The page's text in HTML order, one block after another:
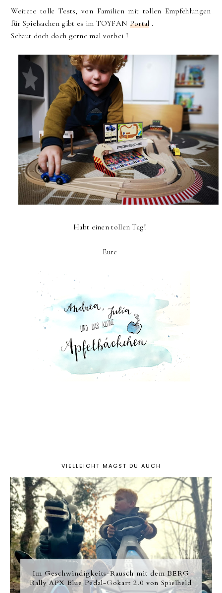
Weitere tolle Tests, von Familien mit tollen Empfehlungen
für Spielsachen gibt es im TOYFAN Portal .
Schaut doch doch gerne mal vorbei !
Habt einen tollen Tag!
Eure
VIELLEICHT MAGST DU AUCH
Im Geschwindigkeits-Rausch mit dem BERG
Rally APX Blue Pedal-Gokart 2.0 von Spielheld